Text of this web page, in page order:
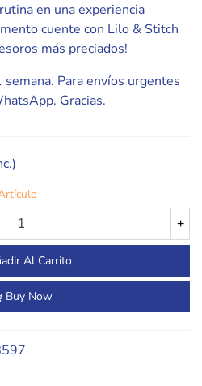
en una experiencia
cuente con Lilo & Stitch
más preciados!
semana. Para envíos urgentes
Gracias.
+
Al Carrito
Buy Now